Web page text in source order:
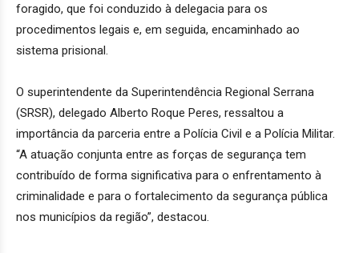
foragido, que foi conduzido à delegacia para os
procedimentos legais e, em seguida, encaminhado ao
sistema prisional.
O superintendente da Superintendência Regional Serrana
(SRSR), delegado Alberto Roque Peres, ressaltou a
importância da parceria entre a Polícia Civil e a Polícia Militar.
“A atuação conjunta entre as forças de segurança tem
contribuído de forma significativa para o enfrentamento à
criminalidade e para o fortalecimento da segurança pública
nos municípios da região”, destacou.